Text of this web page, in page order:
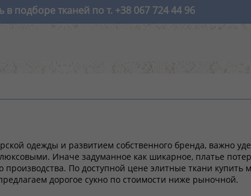
подборе тканей по т. +38 067 724 44 96
одежды и развитием собственного бренда, важно
Иначе задуманное как шикарное, платье
производства. По доступной цене элитные ткани
дорогое сукно по стоимости ниже рыночной.